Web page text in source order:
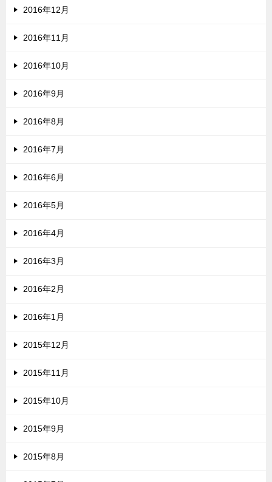
2016年12月
2016年11月
2016年10月
2016年9月
2016年8月
2016年7月
2016年6月
2016年5月
2016年4月
2016年3月
2016年2月
2016年1月
2015年12月
2015年11月
2015年10月
2015年9月
2015年8月